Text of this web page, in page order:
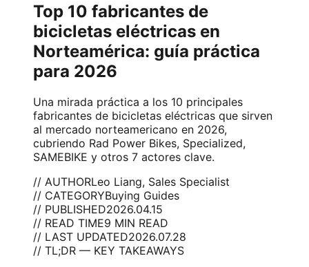
Top 10 fabricantes de
bicicletas eléctricas en
Norteamérica: guía práctica
para 2026
Una mirada práctica a los 10 principales
fabricantes de bicicletas eléctricas que sirven
al mercado norteamericano en 2026,
cubriendo Rad Power Bikes, Specialized,
SAMEBIKE y otros 7 actores clave.
// AUTHORLeo Liang, Sales Specialist
// CATEGORYBuying Guides
// PUBLISHED2026.04.15
// READ TIME9 MIN READ
// LAST UPDATED2026.07.28
// TL;DR — KEY TAKEAWAYS